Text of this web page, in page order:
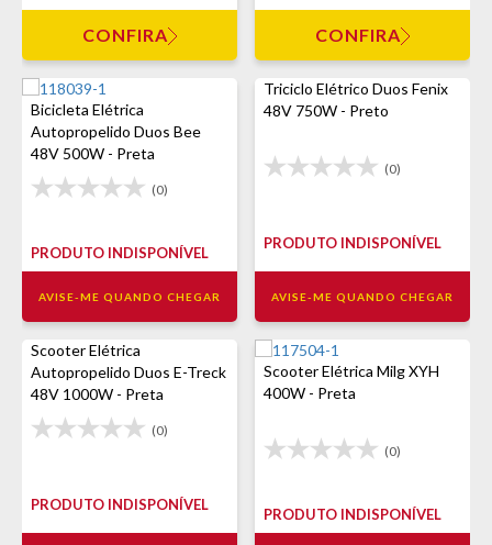
CONFIRA CONFIRA
Bicicleta Elétrica
Autopropelido Duos Bee
48V 500W - Preta
(0)
PRODUTO INDISPONÍVEL
AVISE-ME QUANDO CHEGAR
Triciclo Elétrico Duos Fenix
48V 750W - Preto
(0)
PRODUTO INDISPONÍVEL
AVISE-ME QUANDO CHEGAR
Scooter Elétrica
Autopropelido Duos E-Treck
48V 1000W - Preta
(0)
PRODUTO INDISPONÍVEL
Scooter Elétrica Milg XYH
400W - Preta
(0)
PRODUTO INDISPONÍVEL